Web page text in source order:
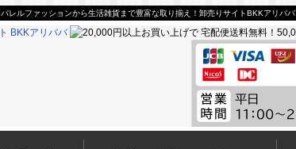
レルファッションから生活雑貨まで豊富な取り揃え！卸売りサイトBKKアリババ